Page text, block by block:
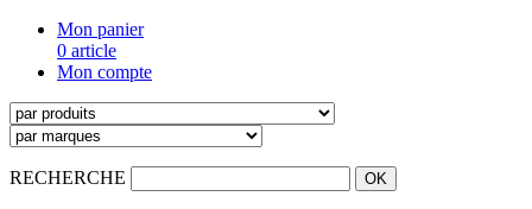
Mon panier
0 article
Mon compte
RECHERCHE